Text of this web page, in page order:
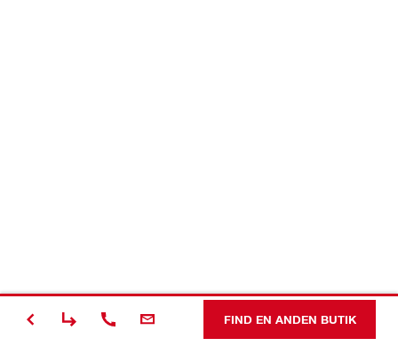
FIND EN ANDEN BUTIK